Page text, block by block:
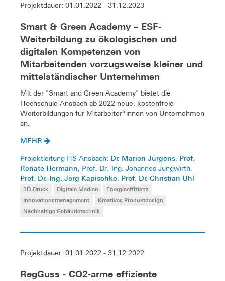
Projektdauer: 01.01.2022 - 31.12.2023
Smart & Green Academy – ESF-
Weiterbildung zu ökologischen und
digitalen Kompetenzen von
Mitarbeitenden vorzugsweise kleiner und
mittelständischer Unternehmen
Mit der "Smart and Green Academy" bietet die
Hochschule Ansbach ab 2022 neue, kostenfreie
Weiterbildungen für Mitarbeiter*innen von Unternehmen
an.
MEHR
Projektleitung HS Ansbach: Dr. Marion Jürgens, Prof.
Renate Hermann, Prof. Dr.-Ing. Johannes Jungwirth,
Prof. Dr.-Ing. Jörg Kapischke, Prof. Dr. Christian Uhl
3D-Druck Digitale Medien
Energieeffizienz
Innovationsmanagement
Kreatives Produktdesign
Nachhaltige Gebäudetechnik
Projektdauer: 01.01.2022 - 31.12.2022
RegGuss - CO2-arme effiziente